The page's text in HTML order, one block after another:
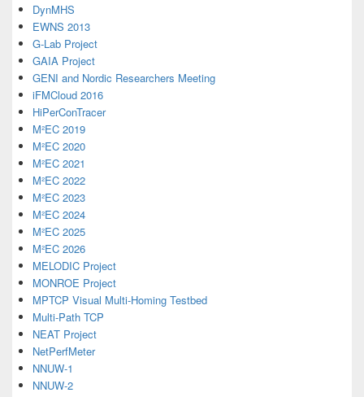
DynMHS
EWNS 2013
G-Lab Project
GAIA Project
GENI and Nordic Researchers Meeting
iFMCloud 2016
HiPerConTracer
M²EC 2019
M²EC 2020
M²EC 2021
M²EC 2022
M²EC 2023
M²EC 2024
M²EC 2025
M²EC 2026
MELODIC Project
MONROE Project
MPTCP Visual Multi-Homing Testbed
Multi-Path TCP
NEAT Project
NetPerfMeter
NNUW-1
NNUW-2